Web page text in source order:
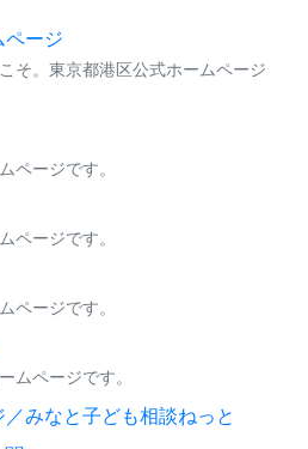
ページ
そ。東京都港区公式ホームページ
ページです。
ページです。
ページです。
ムページです。
みなと子ども相談ねっと